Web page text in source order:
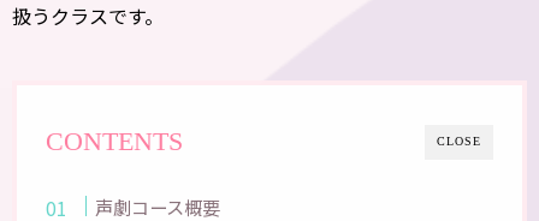
扱うクラスです。
CLOSE
CONTENTS
声劇コース概要